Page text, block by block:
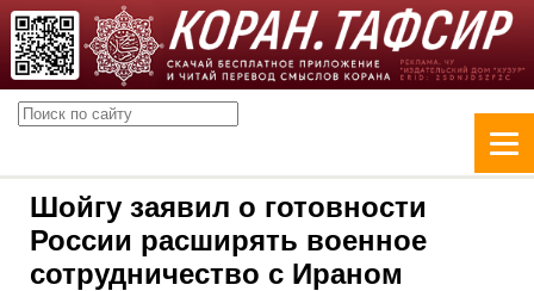
Шойгу заявил о готовности
России расширять военное
сотрудничество с Ираном